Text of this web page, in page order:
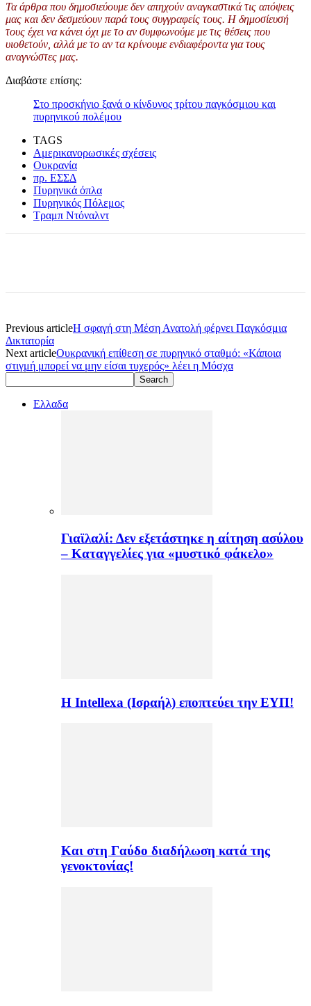
Τα άρθρα που δημοσιεύουμε δεν απηχούν αναγκαστικά τις απόψεις
μας και δεν δεσμεύουν παρά τους συγγραφείς τους. Η δημοσίευσή
τους έχει να κάνει όχι με το αν συμφωνούμε με τις θέσεις που
υιοθετούν, αλλά με το αν τα κρίνουμε ενδιαφέροντα για τους
αναγνώστες μας.
Διαβάστε επίσης:
Στο προσκήνιο ξανά ο κίνδυνος τρίτου παγκόσμιου και
πυρηνικού πολέμου
TAGS
Αμερικανορωσικές σχέσεις
Ουκρανία
πρ. ΕΣΣΔ
Πυρηνικά όπλα
Πυρηνικός Πόλεμος
Τραμπ Ντόναλντ
Previous articleΗ σφαγή στη Μέση Ανατολή φέρνει Παγκόσμια
Δικτατορία
Next articleΟυκρανική επίθεση σε πυρηνικό σταθμό: «Κάποια
στιγμή μπορεί να μην είσαι τυχερός» λέει η Μόσχα
Ελλαδα
Γιαϊλαλί: Δεν εξετάστηκε η αίτηση ασύλου
– Καταγγελίες για «μυστικό φάκελο»
Η Intellexa (Ισραήλ) εποπτεύει την ΕΥΠ!
Και στη Γαύδο διαδήλωση κατά της
γενοκτονίας!